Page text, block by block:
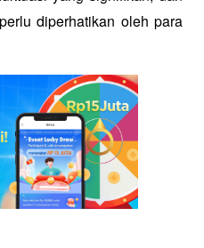
diperhatikan oleh para